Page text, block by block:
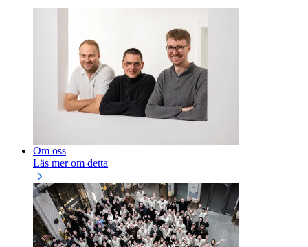
Om oss
Läs mer om detta